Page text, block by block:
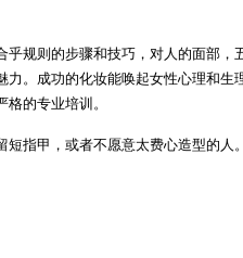
乎规则的步骤和技巧，对人的面部
力。成功的化妆能唤起女性心理和
的专业培训。
短指甲，或者不愿意太费心造型的